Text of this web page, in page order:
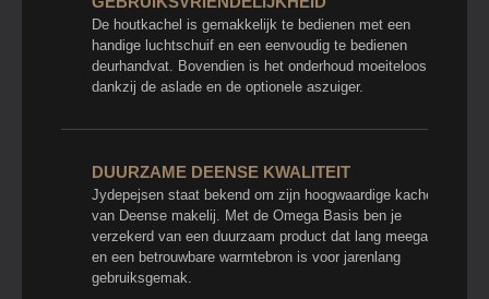
De houtkachel is gemakkelijk te bedienen met een
handige luchtschuif en een eenvoudig te bedienen
deurhandvat. Bovendien is het onderhoud moeiteloos
dankzij de aslade en de optionele aszuiger.
DUURZAME DEENSE KWALITEIT
Jydepejsen staat bekend om zijn hoogwaardige kachels
van Deense makelij. Met de Omega Basis ben je
verzekerd van een duurzaam product dat lang meegaat
en een betrouwbare warmtebron is voor jarenlang
gebruiksgemak.